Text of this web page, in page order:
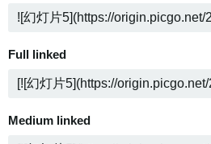
Full linked
Medium linked